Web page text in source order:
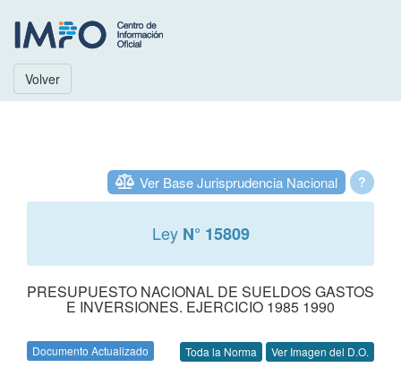
Volver
?
Ver Base Jurisprudencia Nacional
Ley N° 15809
PRESUPUESTO NACIONAL DE SUELDOS GASTOS
E INVERSIONES. EJERCICIO 1985 1990
Documento Actualizado Toda la Norma Ver Imagen del D.O.